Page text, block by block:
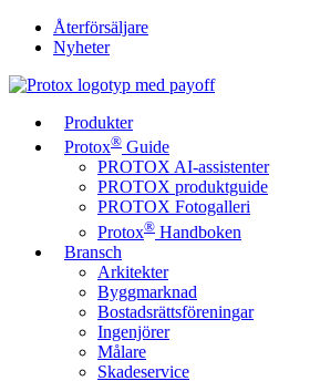
Återförsäljare
Nyheter
Produkter
Protox® Guide
PROTOX AI-assistenter
PROTOX produktguide
PROTOX Fotogalleri
Protox® Handboken
Bransch
Arkitekter
Byggmarknad
Bostadsrättsföreningar
Ingenjörer
Målare
Skadeservice